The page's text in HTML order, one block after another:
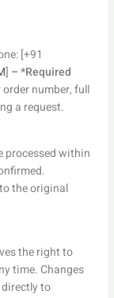
[+91
] – *Required
number, full
a request.
processed within
the original
the right to
time. Changes
to